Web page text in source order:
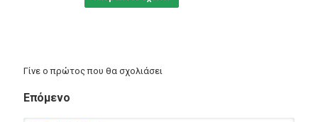
Γίνε ο πρώτος που θα σχολιάσει
Επόμενο